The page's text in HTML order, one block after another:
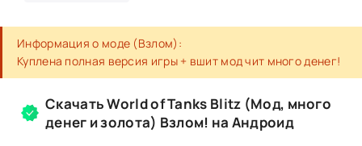
Информация о моде (Взлом):
Куплена полная версия игры + вшит мод чит много денег!
Скачать World of Tanks Blitz (Мод, много
денег и золота) Взлом! на Андроид